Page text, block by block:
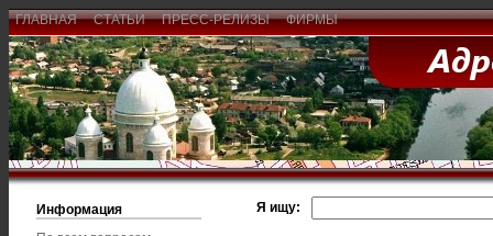
ГЛАВНАЯ СТАТЬИ ПРЕСС-РЕЛИЗЫ ФИРМЫ
Информация
Я ищу: